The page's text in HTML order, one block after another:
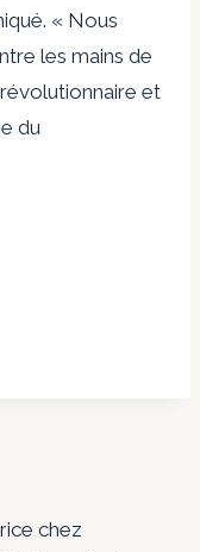
« Nous
les mains de
et
du
chez